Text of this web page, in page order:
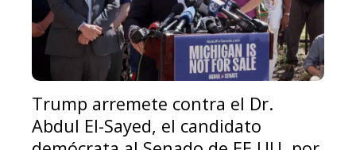
Trump arremete contra el Dr.
Abdul El-Sayed, el candidato